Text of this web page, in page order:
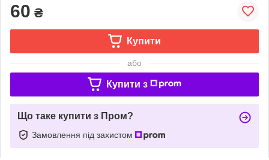
60 ₴
Купити
або
Купити з
Що таке купити з Пром?
Замовлення під захистом